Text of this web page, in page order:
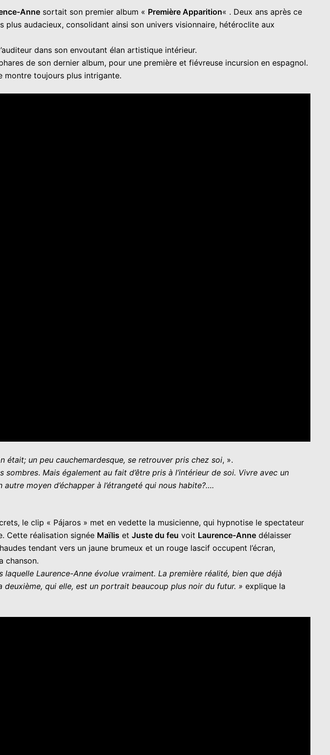
Anne sortait son premier album « Première Apparition« . Deux ans après ce
plus audacieux, consolidant ainsi son univers visionnaire, hétéroclite aux
dans son envoutant élan artistique intérieur.
de son dernier album, pour une première et fiévreuse incursion en espagnol.
montre toujours plus intrigante.
était; un peu cauchemardesque, se retrouver pris chez soi, ».
sombres. Mais également au fait d’être pris à l’intérieur de soi. Vivre avec un
autre moyen d’échapper à l’étrangeté qui nous habite?….
le clip « Pájaros » met en vedette la musicienne, qui hypnotise le spectateur
Cette réalisation signée Maïlis et Juste du feu voit Laurence-Anne délaisser
tendant vers un jaune brumeux et un rouge lascif occupent l’écran,
chanson.
laquelle Laurence-Anne évolue vraiment. La première réalité, bien que déjà
deuxième, qui elle, est un portrait beaucoup plus noir du futur. » explique la